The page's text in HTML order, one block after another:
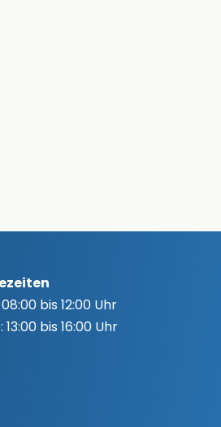
08:00 bis 12:00 Uhr
13:00 bis 16:00 Uhr